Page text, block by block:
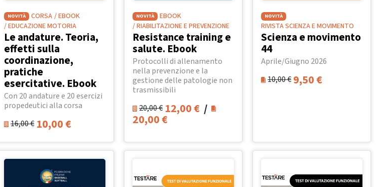
NOVITÀ CORSA / EBOOK
/ EDUCAZIONE MOTORIA
Le andature. Teoria,
effetti sulla
coordinazione,
pratiche
esercitative. Ebook
Con 20 andature e 20 esercizi
propedeutici alla corsa
16,00€ 10,00€
NOVITÀ
EBOOK
/ RIABILITAZIONE E PREVENZIONE
Resistance training e
salute. Ebook
Protocolli di allenamento
nella prevenzione e la
gestione delle patologie non
trasmissibili
20,00€ 12,00€ /
20,00€
NOVITÀ
RIVISTA SCIENZA E MOVIMENTO
Scienza e movimento
44
Aprile/Giugno 2026
10,00€ 9,50€